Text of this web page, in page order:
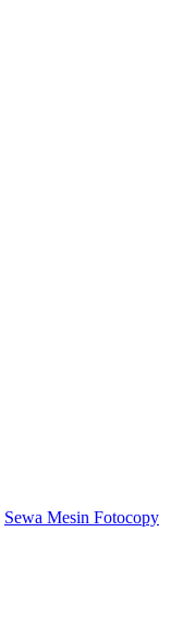
Sewa Mesin Fotocopy